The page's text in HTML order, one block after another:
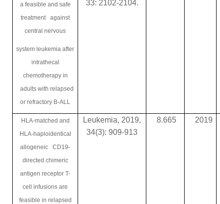
a feasible and safe
treatment against
central nervous
system leukemia after
intrathecal
chemotherapy in
adults with relapsed
or refractory B-ALL
33: 2102-2104.
HLA-matched and
HLA-haploidentical
allogeneic CD19-
directed chimeric
antigen receptor T-
cell infusions are
feasible in relapsed
Leukemia, 2019,
34(3): 909-913
8.665 2019